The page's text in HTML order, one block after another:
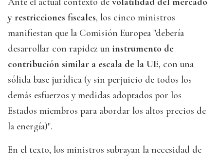
y restricciones fiscales, los cinco ministros
manifiestan que la Comisión Europea "debería
desarrollar con rapidez un instrumento de
contribución similar a escala de la UE, con una
sólida base jurídica (y sin perjuicio de todos los
demás esfuerzos y medidas adoptados por los
Estados miembros para abordar los altos precios de
la energía)".
En el texto, los ministros subrayan la necesidad de